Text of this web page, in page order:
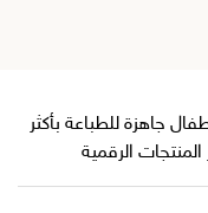
جاهزة للطباعة بأكثر